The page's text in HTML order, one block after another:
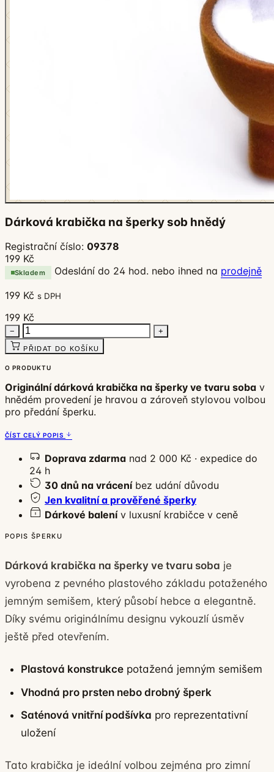
Dárková krabička na šperky sob hnědý
Registrační číslo: 09378
199 Kč
Skladem Odeslání do 24 hod. nebo ihned na prodejně
199 Kč s DPH
199 Kč
− +
PŘIDAT DO KOŠÍKU
O PRODUKTU
Originální dárková krabička na šperky ve tvaru soba v
hnědém provedení je hravou a zároveň stylovou volbou
pro předání šperku.
ČÍST CELÝ POPIS
Doprava zdarma nad 2 000 Kč · expedice do
24 h
30 dnů na vráceníbez udání důvodu
Jen kvalitní a prověřené šperky
Dárkové balenív luxusní krabičce v ceně
POPIS ŠPERKU
Dárková krabička na šperky ve tvaru soba je
vyrobena z pevného plastového základu potaženého
jemným semišem, který působí hebce a elegantně.
Díky svému originálnímu designu vykouzlí úsměv
ještě před otevřením.
Plastová konstrukcepotažená jemným semišem
Vhodná pro prsten nebo drobný šperk
Saténová vnitřní podšívka pro reprezentativní
uložení
Tato krabička je ideální volbou zejména pro zimní